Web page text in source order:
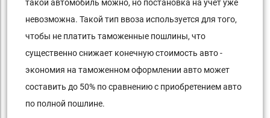
такой автомобиль можно, но постановка на учет уже
невозможна. Такой тип ввоза используется для того,
чтобы не платить таможенные пошлины, что
существенно снижает конечную стоимость авто -
экономия на таможенном оформлении авто может
составить до 50% по сравнению с приобретением авто
по полной пошлине.